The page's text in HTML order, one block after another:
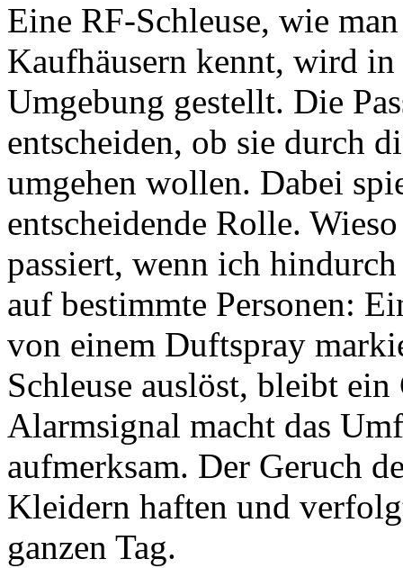
Eine RF-Schleuse, wie
Kaufhäusern kennt, wird in
Umgebung gestellt. Die
entscheiden, ob sie durch
umgehen wollen. Dabei
entscheidende Rolle.
passiert, wenn ich
auf bestimmte Personen:
von einem Duftspray
Schleuse auslöst, bleibt
Alarmsignal macht das
aufmerksam. Der Geruch
Kleidern haften und
ganzen Tag.